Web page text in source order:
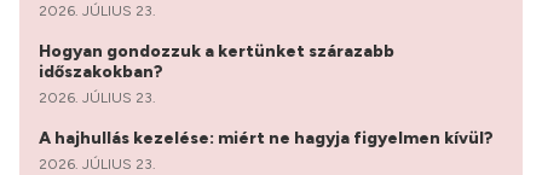
2026. JÚLIUS 23.
Hogyan gondozzuk a kertünket szárazabb
időszakokban?
2026. JÚLIUS 23.
A hajhullás kezelése: miért ne hagyja figyelmen kívül?
2026. JÚLIUS 23.